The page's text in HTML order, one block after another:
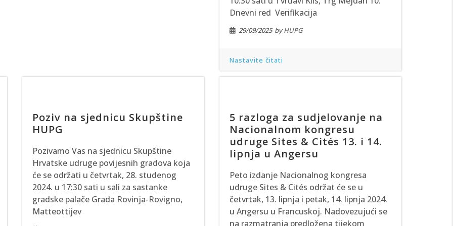
Dnevni red Verifikacija
29/09/2025 byHUPG
Nastavite čitati
Poziv na sjednicu Skupštine
HUPG
Pozivamo Vas na sjednicu Skupštine
Hrvatske udruge povijesnih gradova koja
će se održati u četvrtak, 28. studenog
2024. u 17:30 sati u sali za sastanke
gradske palače Grada Rovinja-Rovigno,
Matteottijev
5 razloga za sudjelovanje na
Nacionalnom kongresu
udruge Sites & Cités 13. i 14.
lipnja u Angersu
Peto izdanje Nacionalnog kongresa
udruge Sites & Cités održat će se u
četvrtak, 13. lipnja i petak, 14. lipnja 2024.
u Angersu u Francuskoj. Nadovezujući se
na razmatranja predložena tijekom